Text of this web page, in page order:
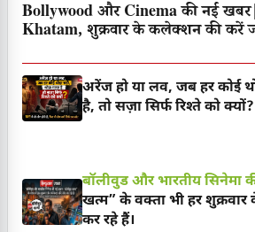
Bollywood और Cinema की नई
Khatam, शुक्रवार के कलेक्शन की करें
अरेंज हो या लव, जब हर कोई
है, तो सज़ा सिर्फ रिश्ते को क्यों?
बॉलीवुड और भारतीय सिनेमा
खत्म” के वक्ता भी हर
कर रहे हैं।